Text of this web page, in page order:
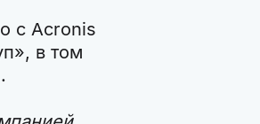
с Acronis
в том